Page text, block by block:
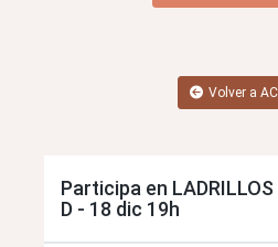
Volver a
Participa en
D - 18 dic 19h